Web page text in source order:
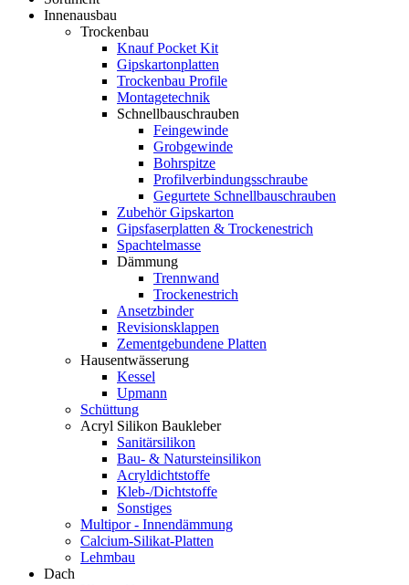
Innenausbau
Trockenbau
Knauf Pocket Kit
Gipskartonplatten
Trockenbau Profile
Montagetechnik
Schnellbauschrauben
Feingewinde
Grobgewinde
Bohrspitze
Profilverbindungsschraube
Gegurtete Schnellbauschrauben
Zubehör Gipskarton
Gipsfaserplatten & Trockenestrich
Spachtelmasse
Dämmung
Trennwand
Trockenestrich
Ansetzbinder
Revisionsklappen
Zementgebundene Platten
Hausentwässerung
Kessel
Upmann
Schüttung
Acryl Silikon Baukleber
Sanitärsilikon
Bau- & Natursteinsilikon
Acryldichtstoffe
Kleb-/Dichtstoffe
Sonstiges
Multipor - Innendämmung
Calcium-Silikat-Platten
Lehmbau
Dach